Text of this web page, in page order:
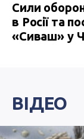
Сили
в Росії та
«Сиваш» у
ВІДЕО